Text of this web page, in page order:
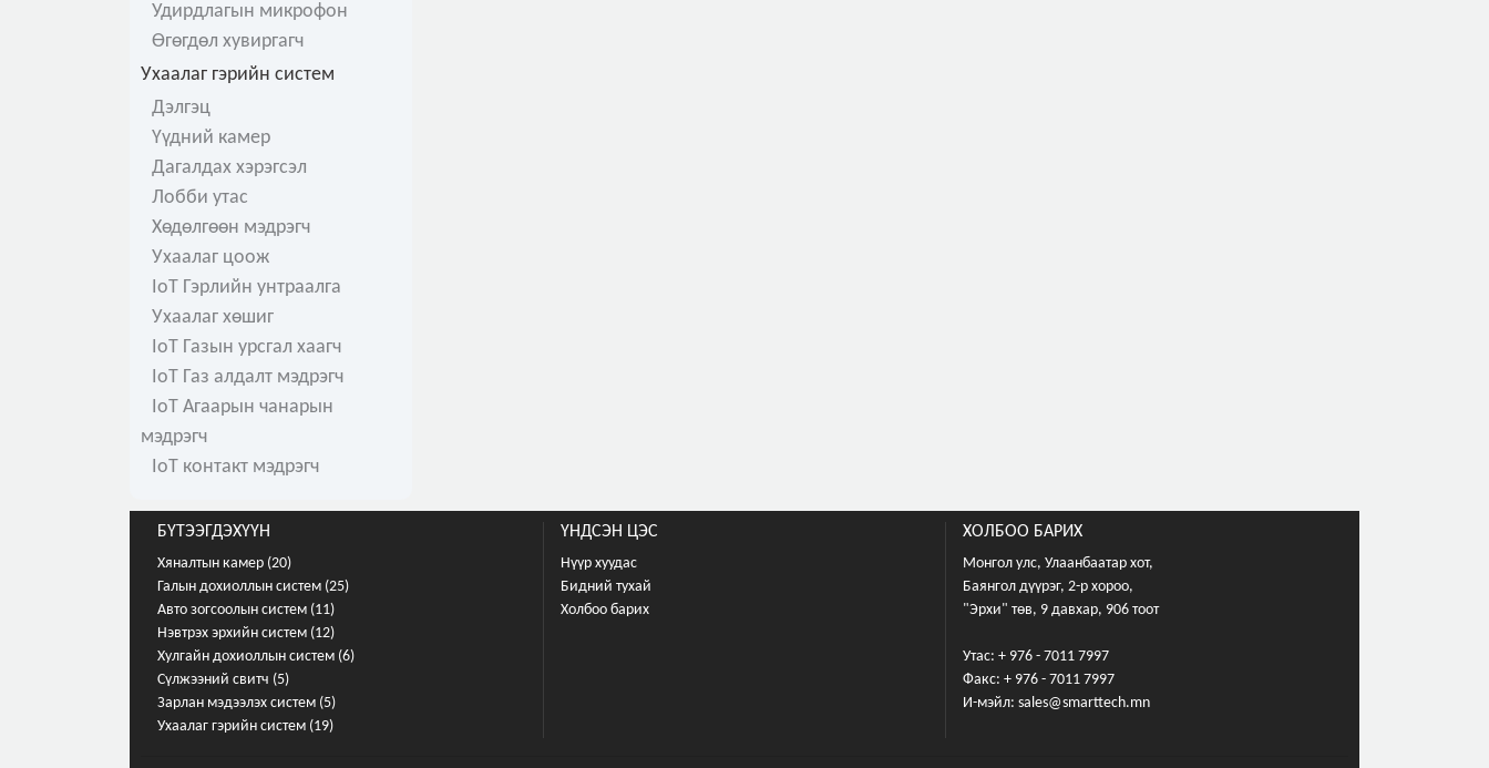
Удирдлагын микрофон
Өгөгдөл хувиргагч
Ухаалаг гэрийн систем
Дэлгэц
Үүдний камер
Дагалдах хэрэгсэл
Лобби утас
Хөдөлгөөн мэдрэгч
Ухаалаг цоож
IoT Гэрлийн унтраалга
Ухаалаг хөшиг
IoT Газын урсгал хаагч
IoT Газ алдалт мэдрэгч
IoT Агаарын чанарын
мэдрэгч
IoT контакт мэдрэгч
БҮТЭЭГДЭХҮҮН
Хяналтын камер (20)
Галын дохиоллын систем (25)
Авто зогсоолын систем (11)
Нэвтрэх эрхийн систем (12)
Хулгайн дохиоллын систем (6)
Сүлжээний свитч (5)
Зарлан мэдээлэх систем (5)
Ухаалаг гэрийн систем (19)
ҮНДСЭН ЦЭС
Нүүр хуудас
Бидний тухай
Холбоо барих
ХОЛБОО БАРИХ
Монгол улс, Улаанбаатар хот,
Баянгол дүүрэг, 2-р хороо,
"Эрхи" төв, 9 давхар, 906 тоот
Утас: + 976 - 7011 7997
Факс: + 976 - 7011 7997
И-мэйл: sales@smarttech.mn